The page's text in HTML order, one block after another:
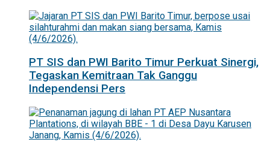
PT SIS dan PWI Barito Timur Perkuat Sinergi,
Tegaskan Kemitraan Tak Ganggu
Independensi Pers